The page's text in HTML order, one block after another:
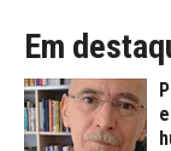
Em